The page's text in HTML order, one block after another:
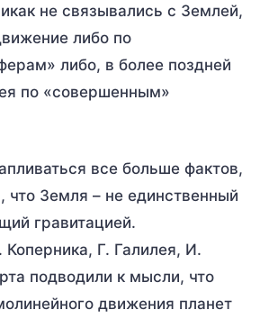
не связывались с Землей,
либо по
либо, в более поздней
по «совершенным»
все больше фактов,
что Земля – не единственный
гравитацией.
Г. Галилея, И.
подводили к мысли, что
движения планет